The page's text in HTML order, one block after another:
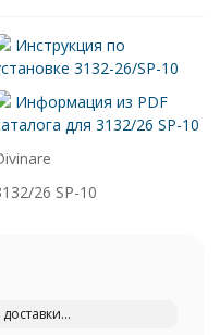
Инструкция по
3132-26/SP-10
Информация из PDF
для 3132/26 SP-10
26 SP-10